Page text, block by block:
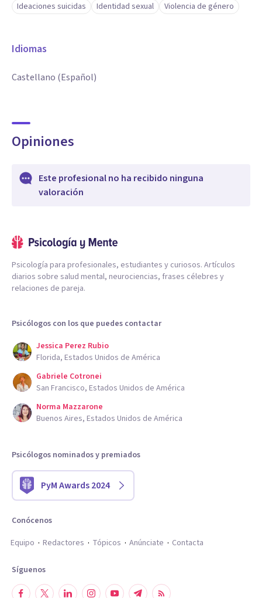
Ideaciones suicidas
Identidad sexual Violencia de género
Idiomas
Castellano (Español)
Opiniones
Este profesional no ha recibido ninguna
valoración
Psicología para profesionales, estudiantes y curiosos. Artículos
diarios sobre salud mental, neurociencias, frases célebres y
relaciones de pareja.
Psicólogos con los que puedes contactar
Jessica Perez Rubio
Florida, Estados Unidos de América
Gabriele Cotronei
San Francisco, Estados Unidos de América
Norma Mazzarone
Buenos Aires, Estados Unidos de América
Psicólogos nominados y premiados
PyM Awards 2024
Conócenos
Equipo
Redactores Tópicos Anúnciate Contacta
Síguenos